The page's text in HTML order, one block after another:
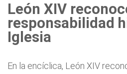
León XIV
responsabilidad
Iglesia
En la encíclica, León XIV